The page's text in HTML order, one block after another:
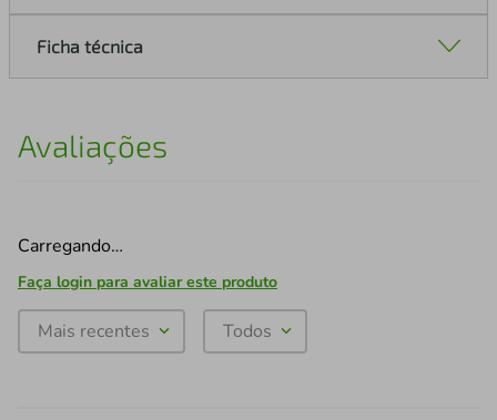
Ficha técnica
Avaliações
Carregando…
Faça login para avaliar este produto
Mais recentes Todos